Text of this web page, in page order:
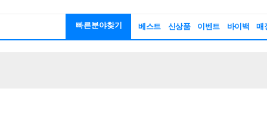
빠른분야찾기 베스트 신상품 이벤트 바이백 매